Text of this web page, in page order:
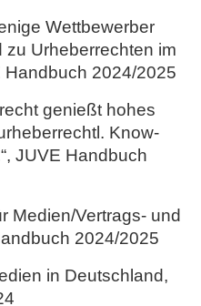
Wettbewerber
Urheberrechten im
Handbuch 2024/2025
genießt hohes
Know-
JUVE Handbuch
Medien/Vertrags- und
2024/2025
in Deutschland,